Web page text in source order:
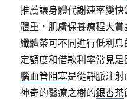
推薦讓身體代謝速率變快
體重，肌膚保養療程大賞
纖體茶可不同進行低利息
定額度和借款利率常見
腦血管阻塞是從靜脈注射
神奇的醫療之樹的銀杏茶